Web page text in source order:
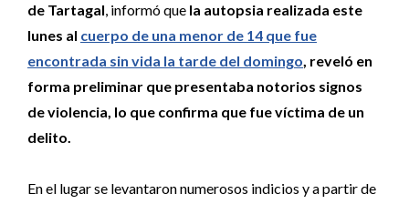
de Tartagal, informó que la autopsia realizada este
lunes al cuerpo de una menor de 14 que fue
encontrada sin vida la tarde del domingo, reveló en
forma preliminar que presentaba notorios signos
de violencia, lo que confirma que fue víctima de un
delito.
En el lugar se levantaron numerosos indicios y a partir de